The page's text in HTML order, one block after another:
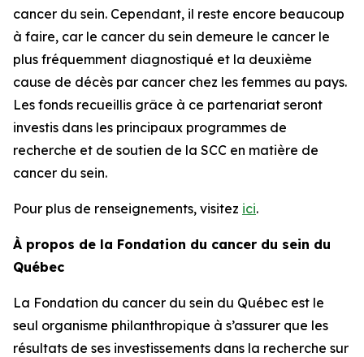
cancer du sein. Cependant, il reste encore beaucoup
à faire, car le cancer du sein demeure le cancer le
plus fréquemment diagnostiqué et la deuxième
cause de décès par cancer chez les femmes au pays.
Les fonds recueillis grâce à ce partenariat seront
investis dans les principaux programmes de
recherche et de soutien de la SCC en matière de
cancer du sein.
Pour plus de renseignements, visitez ici.
À propos de la Fondation du cancer du sein du
Québec
La Fondation du cancer du sein du Québec est le
seul organisme philanthropique à s’assurer que les
résultats de ses investissements dans la recherche sur